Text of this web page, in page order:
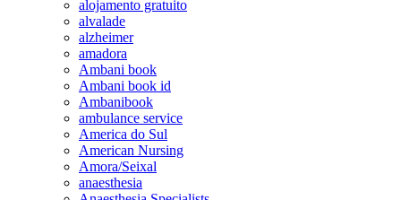
alojamento gratuito
alvalade
alzheimer
amadora
Ambani book
Ambani book id
Ambanibook
ambulance service
America do Sul
American Nursing
Amora/Seixal
anaesthesia